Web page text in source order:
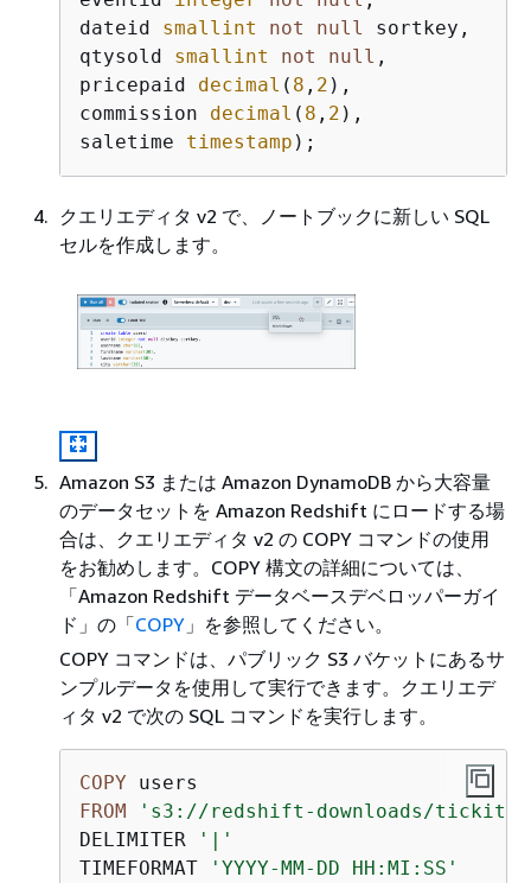
dateid smallint not null
sortkey,
qtysold smallint not null ,
pricepaid decimal ( 8 , 2 ),
commission decimal ( 8 , 2 ),
saletime timestamp
クエリエディタ v2 で、ノートブックに新しい SQL
セルを作成します。
Amazon S3 または Amazon DynamoDB から大容量
のデータセットを Amazon Redshift にロードする場
合は、クエリエディタ v2 の COPY コマンドの使用
をお勧めします。COPY 構文の詳細については、
「Amazon Redshift データベースデベロッパーガイ
ド」 の「COPY 」を参照してください。
COPY コマンドは、パブリック S3 バケットにあるサ
ンプルデータを使用して実行できます。クエリエデ
ィタ v2 で次の SQL コマンドを実行します。
COPY
FROM
's3://redshift-downloads/tickit/
DELIMITER
'|'
TIMEFORMAT
'YYYY-MM-DD HH:MI:SS'